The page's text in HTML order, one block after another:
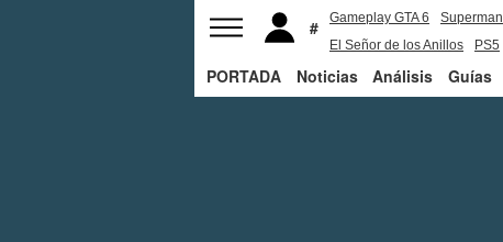
Gameplay GTA 6
Superman
El Señor de los Anillos
PS5
PORTADA Noticias Análisis Guías